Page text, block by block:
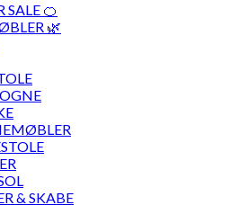
SALE 🍊
🌿
& SKABE